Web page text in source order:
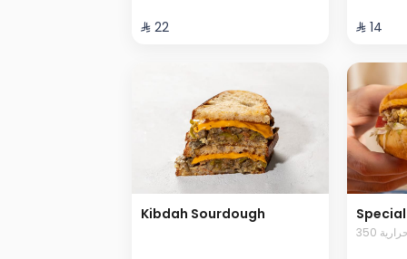
⁨⁦‪‬ 22⁩ ⁨⁦‪‬ 14⁩
Kibdah Sourdough